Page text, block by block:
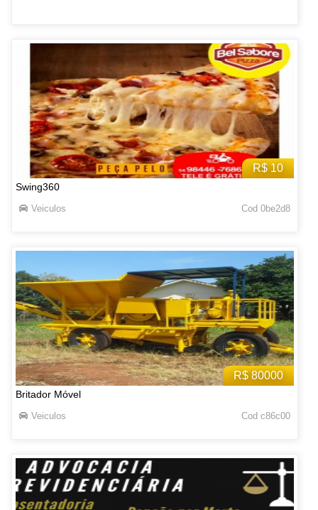
R$ 10
Swing360
Veiculos Cod 0be2d8
R$ 80000
Britador Móvel
Veiculos Cod c86c00